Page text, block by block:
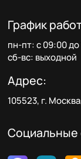
График
пн-пт: с 09:00 до
сб-вс: выходной
Адрес:
105523, г.
Социальные